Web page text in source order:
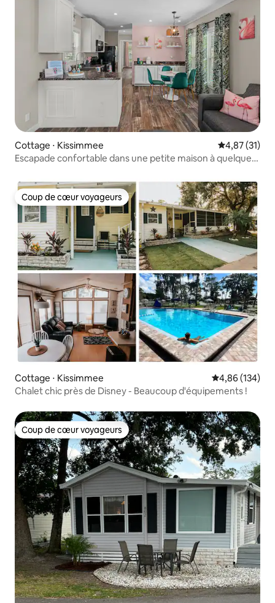
Cottage ⋅ Kissimmee Évaluation
4,87 (31)
Escapade confortable dans une petite maison à quelques
Coup de cœur voyageurs
Coup de cœur voyageurs
Cottage ⋅ Kissimmee Évaluation
4,86 (134)
Chalet chic près de Disney - Beaucoup d'équipements !
Coup de cœur voyageurs
Coup de cœur voyageurs